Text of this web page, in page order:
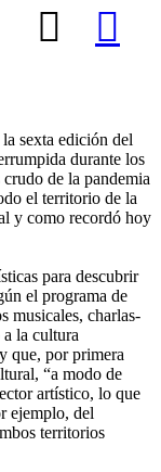
sexta edición del
durante los
de la pandemia
el territorio de la
y como recordó hoy
para descubrir
el programa de
musicales, charlas-
la cultura
que, por primera
“a modo de
artístico, lo que
ejemplo, del
territorios